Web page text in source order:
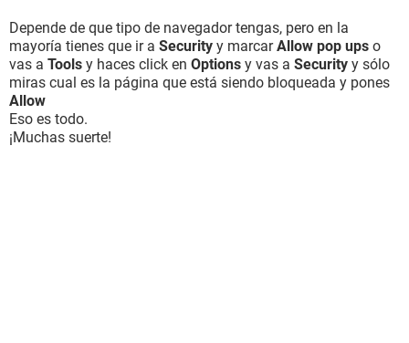
Depende de que tipo de navegador tengas, pero en la
mayoría tienes que ir a Security y marcarAllow pop ups o
vas a Tools y haces click en Options y vas a Security y sólo
miras cual es la página que está siendo bloqueada y pones
Allow
Eso es todo.
¡Muchas suerte!